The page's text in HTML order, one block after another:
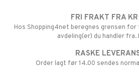
FRI FRAKT FRA
Hos Shopping4net beregnes grensen
avdeling(er) du handler fra.
RASKE
Order lagt før 14.00 sendes